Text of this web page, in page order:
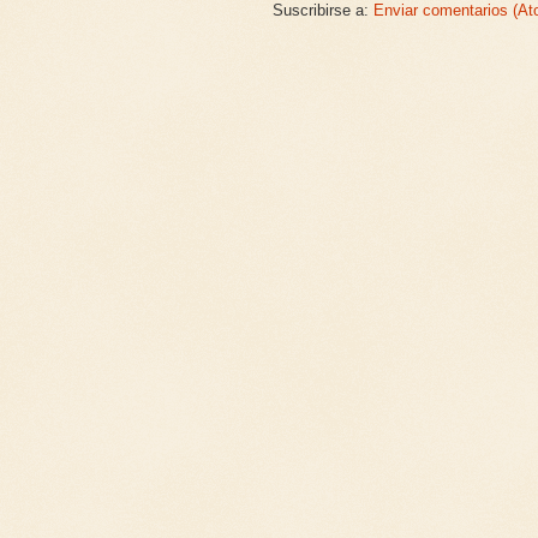
Suscribirse a: Enviar comentarios